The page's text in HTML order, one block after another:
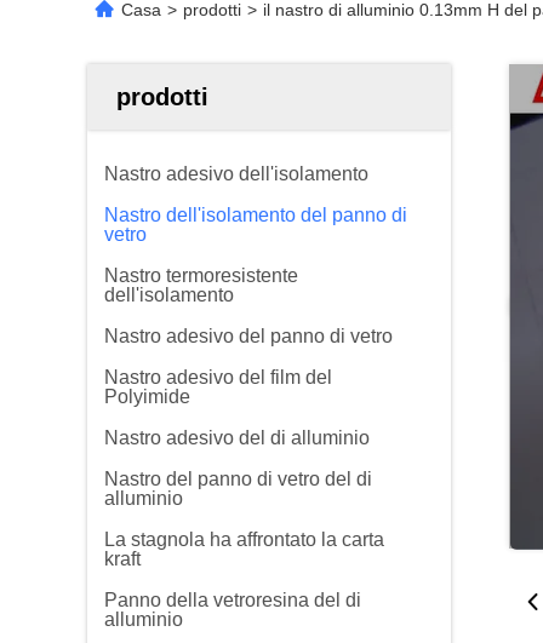
Casa > prodotti > il nastro di alluminio 0.13mm H del
prodotti
Nastro adesivo dell'isolamento
Nastro dell'isolamento del panno di
vetro
Nastro termoresistente
dell'isolamento
Nastro adesivo del panno di vetro
Nastro adesivo del film del
Polyimide
Nastro adesivo del di alluminio
Nastro del panno di vetro del di
alluminio
La stagnola ha affrontato la carta
kraft
Panno della vetroresina del di
alluminio